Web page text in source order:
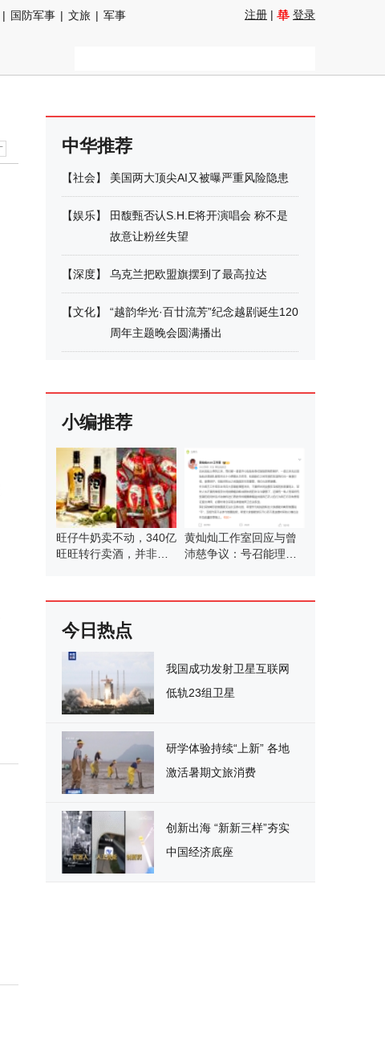
| 国防军事 | 文旅 | 军事
注册 | 登录
中华推荐
【社会】 美国两大顶尖AI又被曝严重风险隐患
【娱乐】
田馥甄否认S.H.E将开演唱会 称不是
故意让粉丝失望
【深度】 乌克兰把欧盟旗摆到了最高拉达
【文化】
“越韵华光·百廿流芳”纪念越剧诞生120
周年主题晚会圆满播出
小编推荐
旺仔牛奶卖不动，340亿
旺旺转行卖酒，并非首
黄灿灿工作室回应与曾
沛慈争议：号召能理智
今日热点
我国成功发射卫星互联网
低轨23组卫星
研学体验持续“上新” 各地
激活暑期文旅消费
创新出海 “新新三样”夯实
中国经济底座